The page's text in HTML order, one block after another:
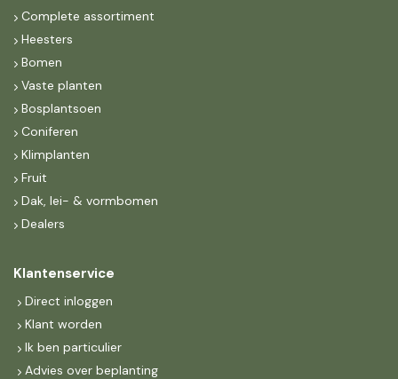
Complete assortiment
Heesters
Bomen
Vaste planten
Bosplantsoen
Coniferen
Klimplanten
Fruit
Dak, lei- & vormbomen
Dealers
Klantenservice
Direct inloggen
Klant worden
Ik ben particulier
Advies over beplanting